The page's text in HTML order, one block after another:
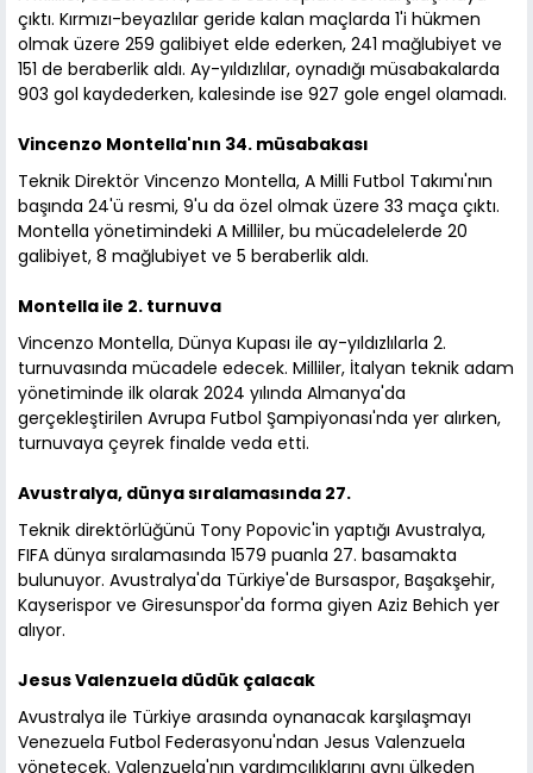
çıktı. Kırmızı-beyazlılar geride kalan maçlarda 1'i hükmen
olmak üzere 259 galibiyet elde ederken, 241 mağlubiyet ve
151 de beraberlik aldı. Ay-yıldızlılar, oynadığı müsabakalarda
903 gol kaydederken, kalesinde ise 927 gole engel olamadı.
Vincenzo Montella'nın 34. müsabakası
Teknik Direktör Vincenzo Montella, A Milli Futbol Takımı'nın
başında 24'ü resmi, 9'u da özel olmak üzere 33 maça çıktı.
Montella yönetimindeki A Milliler, bu mücadelelerde 20
galibiyet, 8 mağlubiyet ve 5 beraberlik aldı.
Montella ile 2. turnuva
Vincenzo Montella, Dünya Kupası ile ay-yıldızlılarla 2.
turnuvasında mücadele edecek. Milliler, İtalyan teknik adam
yönetiminde ilk olarak 2024 yılında Almanya'da
gerçekleştirilen Avrupa Futbol Şampiyonası'nda yer alırken,
turnuvaya çeyrek finalde veda etti.
Avustralya, dünya sıralamasında 27.
Teknik direktörlüğünü Tony Popovic'in yaptığı Avustralya,
FIFA dünya sıralamasında 1579 puanla 27. basamakta
bulunuyor. Avustralya'da Türkiye'de Bursaspor, Başakşehir,
Kayserispor ve Giresunspor'da forma giyen Aziz Behich yer
alıyor.
Jesus Valenzuela düdük çalacak
Avustralya ile Türkiye arasında oynanacak karşılaşmayı
Venezuela Futbol Federasyonu'ndan Jesus Valenzuela
yönetecek. Valenzuela'nın yardımcılıklarını aynı ülkeden